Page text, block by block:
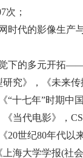
次；
时代的影像生产
下的多元开拓
究》，《未来传
“十七年”时期中
当代电影》，
20世纪80年代以
海大学学报(社